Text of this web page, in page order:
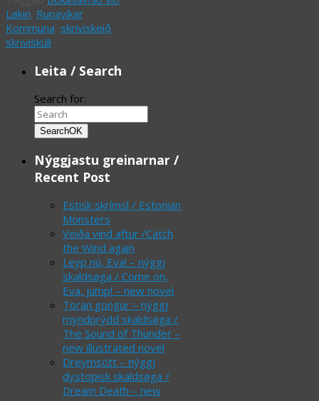
Løkin Runavíkar
Kommuna skriviskeið
skriviskúli
Leita / Search
Search for:
SearchOK
Nýggjastu greinarnar /
Recent Post
Estisk skrímsl / Estonian
Monsters
Veiða vind aftur /Catch
the Wind again
Leyp nú, Eva! – nýggj
skaldsøga / Come on,
Eva, jump! – new novel
Toran gongur – nýggj
myndprýdd skaldsøga /
The Sound of Thunder –
new illustrated novel
Dreymsótt – nýggj
dystopisk skaldsøga /
Dream Death – new